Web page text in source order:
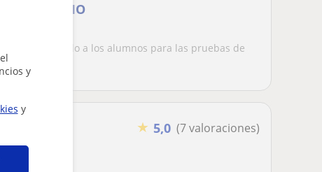
y
y
c1,c2 INICIO
preparando a los alumnos para las pruebas de
★ 5,0 (7 valoraciones)